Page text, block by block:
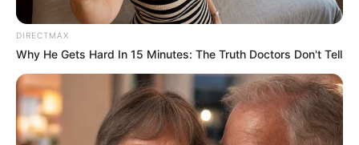
$20,000 In Personal Debt? You're Being Bleed Dry
Every Single Month
JG WENTWORTH
Colorado Elk's Surprising Response After Being
Freed From Tire
BUZZ DAY
DIRECTMAX
Why He Gets Hard In 15 Minutes: The Truth Doctors Don't Tell